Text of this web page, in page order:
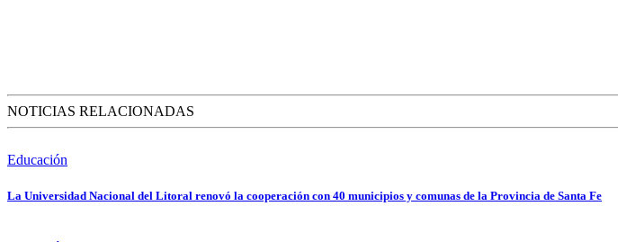
NOTICIAS RELACIONADAS
Educación
La Universidad Nacional del Litoral renovó la cooperación con 40 municipios y comunas de la Provincia de Santa Fe